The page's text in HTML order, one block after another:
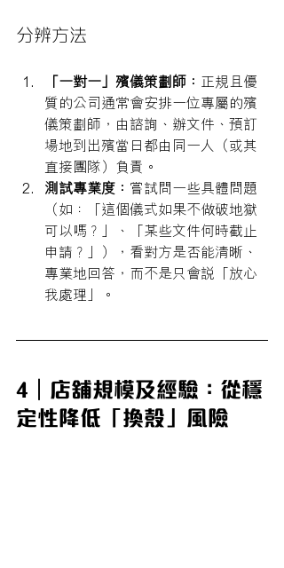
分辨方法
「一對一」殯儀策劃師： 正規且優
質的公司通常會安排一位專屬的殯
儀策劃師，由諮詢、辦文件、預訂
場地到出殯當日都由同一人（或其
直接團隊）負責。
測試專業度： 嘗試問一些具體問題
（如：「這個儀式如果不做破地獄
可以嗎？」、「某些文件何時截止
申請？」），看對方是否能清晰、
專業地回答，而不是只會說「放心
我處理」。
4｜店舖規模及經驗：從穩
定性降低「換殼」風險